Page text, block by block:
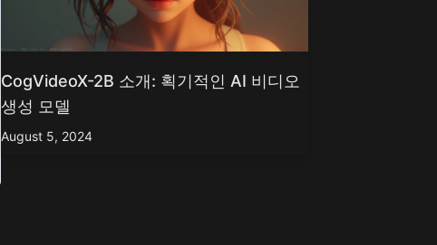
CogVideoX-2B 소개: 획기적인 AI 비디오
생성 모델
August 5, 2024